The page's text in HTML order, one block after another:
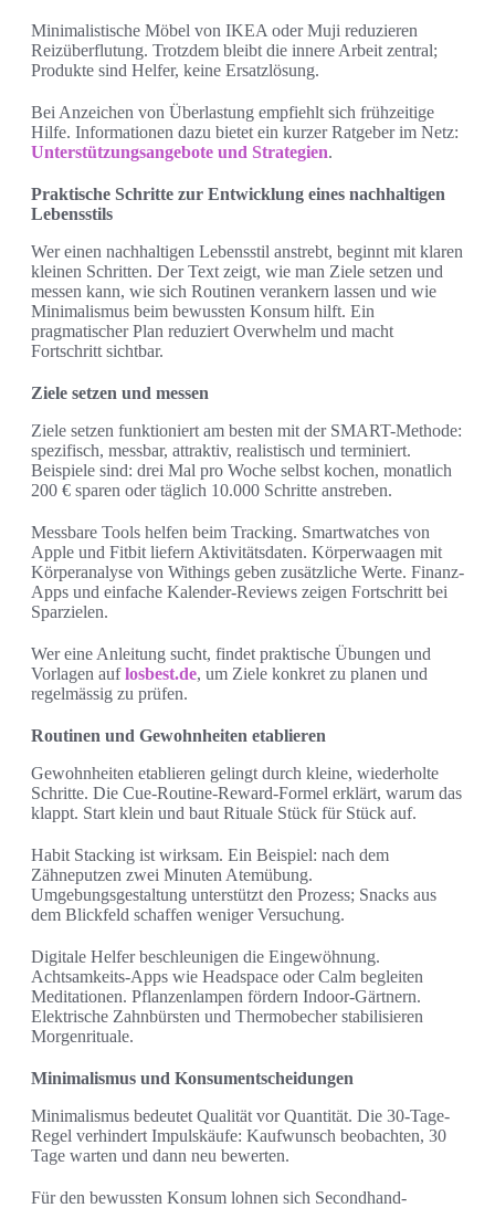
Minimalistische Möbel von IKEA oder Muji reduzieren
Reizüberflutung. Trotzdem bleibt die innere Arbeit zentral;
Produkte sind Helfer, keine Ersatzlösung.
Bei Anzeichen von Überlastung empfiehlt sich frühzeitige
Hilfe. Informationen dazu bietet ein kurzer Ratgeber im Netz:
Unterstützungsangebote und Strategien.
Praktische Schritte zur Entwicklung eines nachhaltigen
Lebensstils
Wer einen nachhaltigen Lebensstil anstrebt, beginnt mit klaren
kleinen Schritten. Der Text zeigt, wie man Ziele setzen und
messen kann, wie sich Routinen verankern lassen und wie
Minimalismus beim bewussten Konsum hilft. Ein
pragmatischer Plan reduziert Overwhelm und macht
Fortschritt sichtbar.
Ziele setzen und messen
Ziele setzen funktioniert am besten mit der SMART-Methode:
spezifisch, messbar, attraktiv, realistisch und terminiert.
Beispiele sind: drei Mal pro Woche selbst kochen, monatlich
200 € sparen oder täglich 10.000 Schritte anstreben.
Messbare Tools helfen beim Tracking. Smartwatches von
Apple und Fitbit liefern Aktivitätsdaten. Körperwaagen mit
Körperanalyse von Withings geben zusätzliche Werte. Finanz-
Apps und einfache Kalender-Reviews zeigen Fortschritt bei
Sparzielen.
Wer eine Anleitung sucht, findet praktische Übungen und
Vorlagen auflosbest.de, um Ziele konkret zu planen und
regelmässig zu prüfen.
Routinen und Gewohnheiten etablieren
Gewohnheiten etablieren gelingt durch kleine, wiederholte
Schritte. Die Cue-Routine-Reward-Formel erklärt, warum das
klappt. Start klein und baut Rituale Stück für Stück auf.
Habit Stacking ist wirksam. Ein Beispiel: nach dem
Zähneputzen zwei Minuten Atemübung.
Umgebungsgestaltung unterstützt den Prozess; Snacks aus
dem Blickfeld schaffen weniger Versuchung.
Digitale Helfer beschleunigen die Eingewöhnung.
Achtsamkeits-Apps wie Headspace oder Calm begleiten
Meditationen. Pflanzenlampen fördern Indoor-Gärtnern.
Elektrische Zahnbürsten und Thermobecher stabilisieren
Morgenrituale.
Minimalismus und Konsumentscheidungen
Minimalismus bedeutet Qualität vor Quantität. Die 30-Tage-
Regel verhindert Impulskäufe: Kaufwunsch beobachten, 30
Tage warten und dann neu bewerten.
Für den bewussten Konsum lohnen sich Secondhand-